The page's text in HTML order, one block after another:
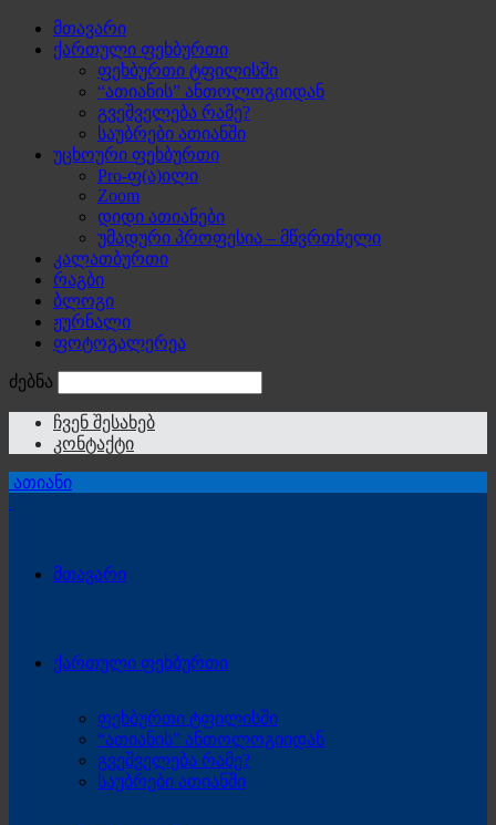
მთავარი
ქართული ფეხბურთი
ფეხბურთი ტფილისში
“ათიანის” ანთოლოგიიდან
გვეშველება რამე?
საუბრები ათიანში
უცხოური ფეხბურთი
Pro-ფ(ა)ილი
Zoom
დიდი ათიანები
უმადური პროფესია – მწვრთნელი
კალათბურთი
რაგბი
ბლოგი
ჟურნალი
ფოტოგალერეა
ძებნა
ჩვენ შესახებ
კონტაქტი
ათიანი
მთავარი
ქართული ფეხბურთი
ფეხბურთი ტფილისში
“ათიანის” ანთოლოგიიდან
გვეშველება რამე?
საუბრები ათიანში